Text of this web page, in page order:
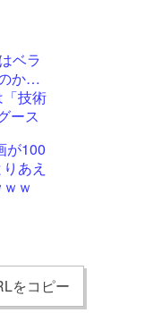
ベラ
か…
技術
ース
が100
あえ
ｗ
をコピー